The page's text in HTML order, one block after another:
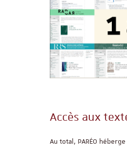
Accès aux
Au total, PARÉO